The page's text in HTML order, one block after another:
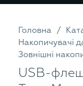
Головна
Накопичувачі
Зовнішні
USB-